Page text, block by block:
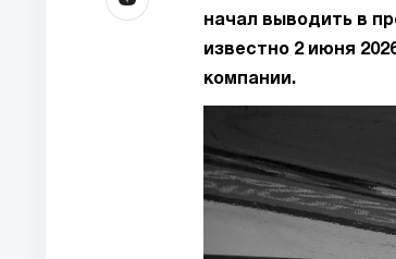
начал выводить в
известно 2 июня
компании.